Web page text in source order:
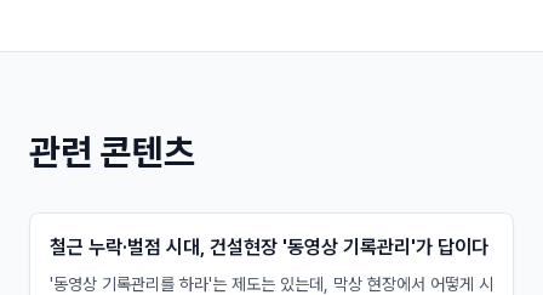
관련 콘텐츠
철근 누락·벌점 시대, 건설현장 '동영상 기록관리'가 답이다
'동영상 기록관리를 하라'는 제도는 있는데, 막상 현장에서 어떻게 시